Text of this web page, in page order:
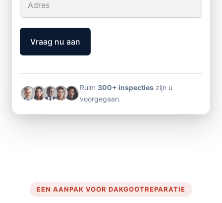
Vraag nu aan
Ruim 300+ inspecties zijn u
voorgegaan.
EEN AANPAK VOOR DAKGOOTREPARATIE